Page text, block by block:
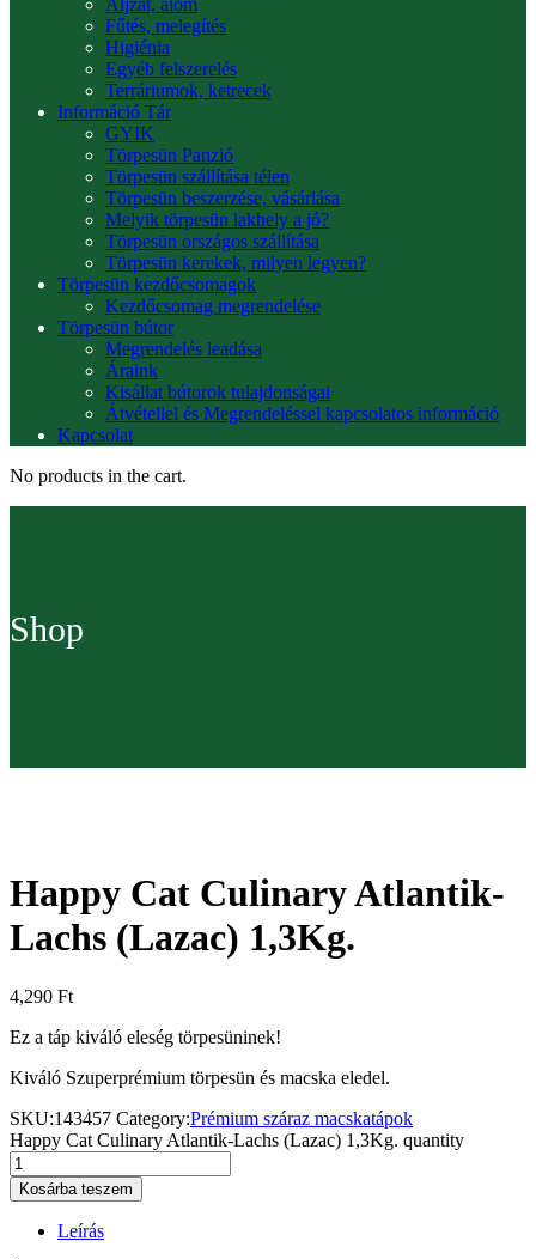
Aljzat, alom
Fűtés, melegítés
Higiénia
Egyéb felszerelés
Terráriumok, ketrecek
Információ Tár
GYIK
Törpesün Panzió
Törpesün szállítása télen
Törpesün beszerzése, vásárlása
Melyik törpesün lakhely a jó?
Törpesün országos szállítása
Törpesün kerekek, milyen legyen?
Törpesün kezdőcsomagok
Kezdőcsomag megrendelése
Törpesün bútor
Megrendelés leadása
Áraink
Kisállat bútorok tulajdonságai
Átvétellel és Megrendeléssel kapcsolatos információ
Kapcsolat
No products in the cart.
Shop
Happy Cat Culinary Atlantik-
Lachs (Lazac) 1,3Kg.
4,290 Ft
Ez a táp kiváló eleség törpesüninek!
Kiváló Szuperprémium törpesün és macska eledel.
SKU:143457 Category:Prémium száraz macskatápok
Happy Cat Culinary Atlantik-Lachs (Lazac) 1,3Kg. quantity
Kosárba teszem
Leírás